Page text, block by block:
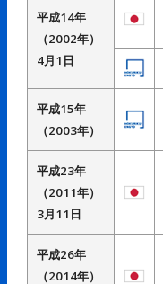
平成14年
（2002年）
4月1日
平成15年
（2003年）
平成23年
（2011年）
3月11日
平成26年
（2014年）